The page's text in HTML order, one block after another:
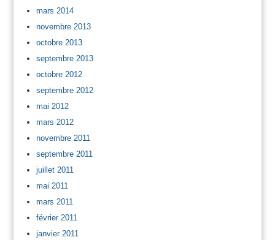
mars 2014
novembre 2013
octobre 2013
septembre 2013
octobre 2012
septembre 2012
mai 2012
mars 2012
novembre 2011
septembre 2011
juillet 2011
mai 2011
mars 2011
février 2011
janvier 2011